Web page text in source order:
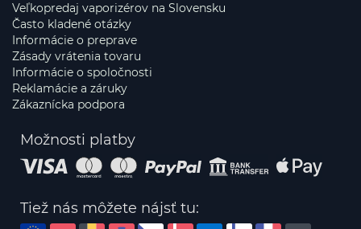
Veľkopredaj vaporizérov na Slovensku
Často kladené otázky
Informácie o preprave
Zásady vrátenia tovaru
Informácie o spoločnosti
Reklamácie a záruky
Zákaznícka podpora
Možnosti platby
Tiež nás môžete nájsť tu: